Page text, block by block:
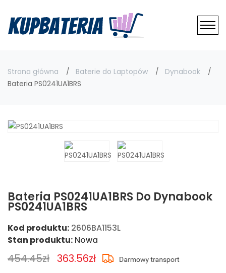
Strona główna Baterie do Laptopów
Dynabook
Bateria PS0241UA1BRS
Bateria PS0241UA1BRS Do Dynabook
PS0241UA1BRS
Kod produktu: 2606BA1153L
Stan produktu: Nowa
454.45zł 363.56zł